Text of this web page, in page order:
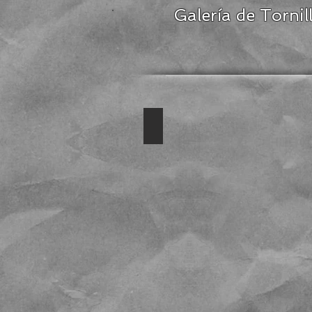
Galería de
Transportador helicoidal paso
para